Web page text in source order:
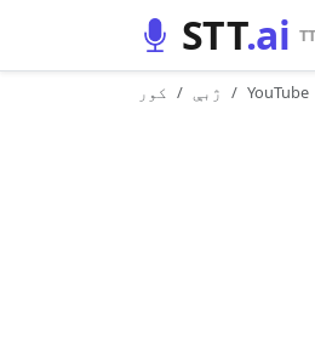
STT.ai
کور ژبې YouTube